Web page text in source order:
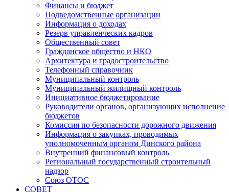
Финансы и бюджет
Подведомственные организации
Информация о доходах
Резерв управленческих кадров
Общественный совет
Гражданское общество и НКО
Архитектура и градостроительство
Телефонный справочник
Муниципальный контроль
Муниципальный жилищный контроль
Инициативное бюджетирование
Руководители органов, организующих исполнение
бюджетов
Комиссия по безопасности дорожного движения
Информация о закупках, проводимых
уполномоченным органом Динского района
Внутренний финансовый контроль
Региональный государственный строительный
надзор
Союз ОТОС
СОВЕТ